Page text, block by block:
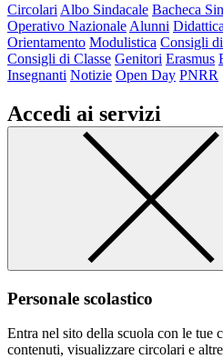
Circolari Albo Sindacale Bacheca
Operativo Nazionale Alunni Didattica
Orientamento Modulistica Consigli
Consigli di Classe Genitori Erasmus
Insegnanti Notizie Open Day PNRR
Accedi ai servizi
Personale scolastico
Entra nel sito della scuola con le tue
contenuti, visualizzare circolari e